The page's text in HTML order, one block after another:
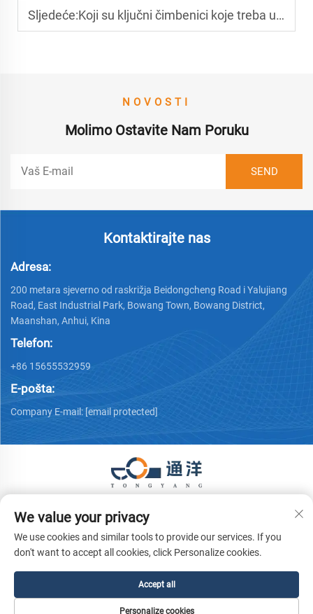
Sljedeće:Koji su ključni čimbenici koje treba uzeti u obzir pri kupnji kružnog noža?
NOVOSTI
Molimo Ostavite Nam Poruku
Kontaktirajte nas
Adresa:
200 metara sjeverno od raskrižja Beidongcheng Road i Yalujiang
Road, East Industrial Park, Bowang Town, Bowang District,
Maanshan, Anhui, Kina
Telefon:
+86 15655532959
E-pošta:
Company E-mail: [email protected]
Copyright © 2025 Ma 'anshan Tongyang Machinery Equipment
Co., Ltd. Sva prava pridržana.
We value your privacy
We use cookies and similar tools to provide our services. If you
don't want to accept all cookies, click Personalize cookies.
Personalize cookies
Accept all